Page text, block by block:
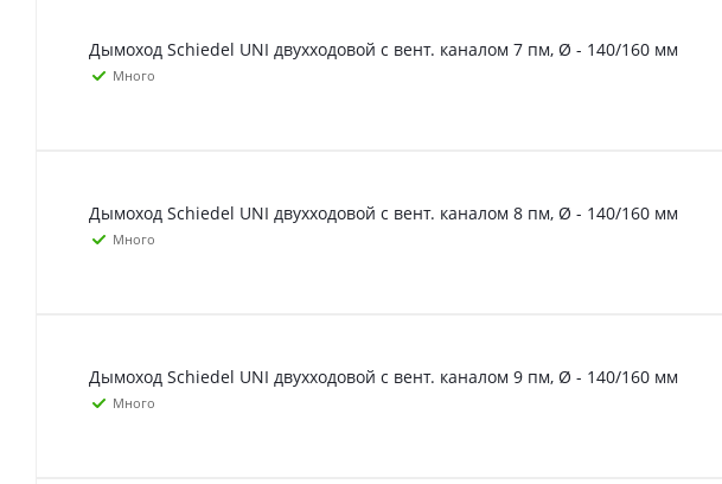
Дымоход Schiedel UNI двухходовой с вент. каналом 7 пм, Ø - 140/160 мм
Много
Дымоход Schiedel UNI двухходовой с вент. каналом 8 пм, Ø - 140/160 мм
Много
Дымоход Schiedel UNI двухходовой с вент. каналом 9 пм, Ø - 140/160 мм
Много